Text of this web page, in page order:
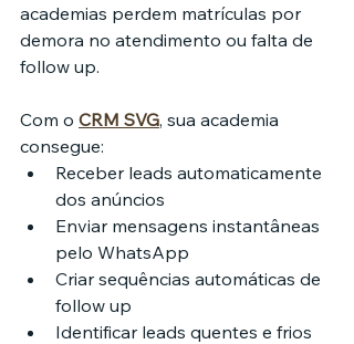
academias perdem matrículas por
demora no atendimento ou falta de
follow up.
Com o CRM SVG, sua academia
consegue:
Receber leads automaticamente
dos anúncios
Enviar mensagens instantâneas
pelo WhatsApp
Criar sequências automáticas de
follow up
Identificar leads quentes e frios